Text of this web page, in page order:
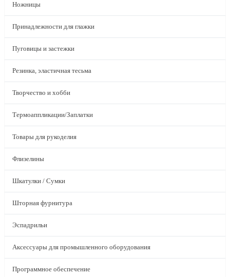
Ножницы
Принадлежности для глажки
Пуговицы и застежки
Резинка, эластичная тесьма
Творчество и хобби
Термоаппликации/Заплатки
Товары для рукоделия
Флизелины
Шкатулки / Сумки
Шторная фурнитура
Эспадрильи
Аксессуары для промышленного оборудования
Программное обеспечение